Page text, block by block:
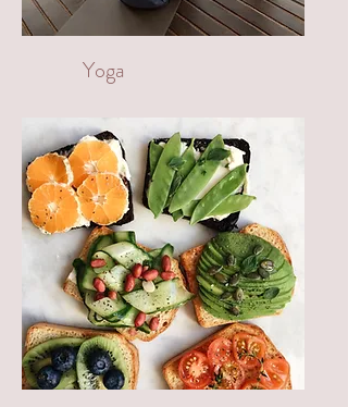
Yoga